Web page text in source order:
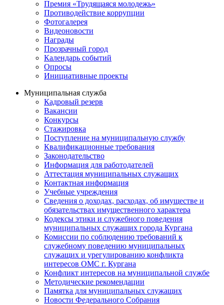
Премия «Трудящаяся молодежь»
Противодействие коррупции
Фотогалерея
Видеоновости
Награды
Прозрачный город
Календарь событий
Опросы
Инициативные проекты
Муниципальная служба
Кадровый резерв
Вакансии
Конкурсы
Стажировка
Поступление на муниципальную службу
Квалификационные требования
Законодательство
Информация для работодателей
Аттестация муниципальных служащих
Контактная информация
Учебные учреждения
Сведения о доходах, расходах, об имуществе и
обязательствах имущественного характера
Кодексы этики и служебного поведения
муниципальных служащих города Кургана
Комиссии по соблюдению требований к
служебному поведению муниципальных
служащих и урегулированию конфликта
интересов ОМС г. Кургана
Конфликт интересов на муниципальной службе
Методические рекомендации
Памятка для муниципальных служащих
Новости Федерального Cобрания